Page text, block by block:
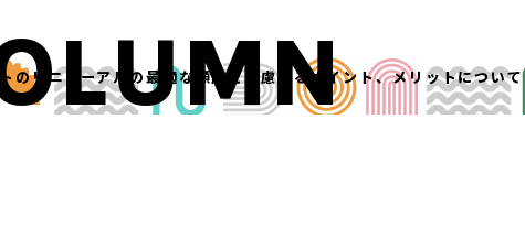
のリニューアルの最適な頻度と考慮するポイント、メリットについて